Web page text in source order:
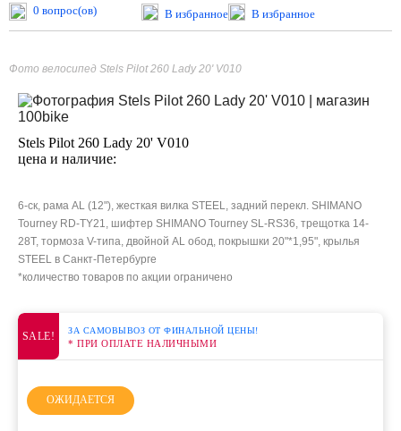
0 вопрос(ов) В избранное В избранное
Фото велосипед Stels Pilot 260 Lady 20' V010
Stels Pilot 260 Lady 20' V010
цена и наличие:
6-ск, рама AL (12"), жесткая вилка STEEL, задний перекл. SHIMANO
Tourney RD-TY21, шифтер SHIMANO Tourney SL-RS36, трещотка 14-
28T, тормоза V-типа, двойной AL обод, покрышки 20"*1,95", крылья
STEEL в Санкт-Петербурге
*количество товаров по акции ограничено
SALE! ЗА САМОВЫВОЗ ОТ ФИНАЛЬНОЙ ЦЕНЫ!
* ПРИ ОПЛАТЕ НАЛИЧНЫМИ
ОЖИДАЕТСЯ